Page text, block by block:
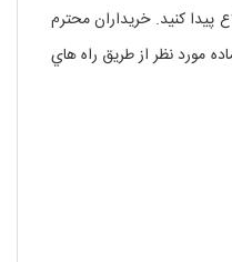
پيدا کنيد. خريداران محترم
مورد نظر از طريق راه هاي